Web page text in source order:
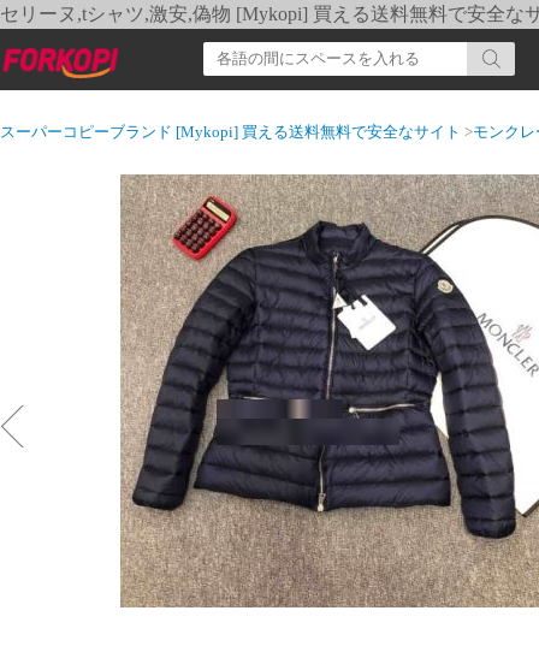
セリーヌ,tシャツ,激安,偽物 [Mykopi] 買える送料無料で安全な
スーパーコピーブランド [Mykopi] 買える送料無料で安全なサイト >モンク